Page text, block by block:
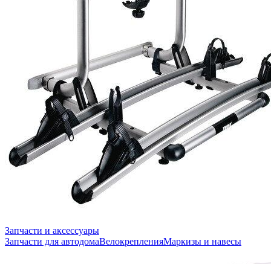
Запчасти и аксессуары
Запчасти для автодомаВелокрепленияМаркизы и навесы